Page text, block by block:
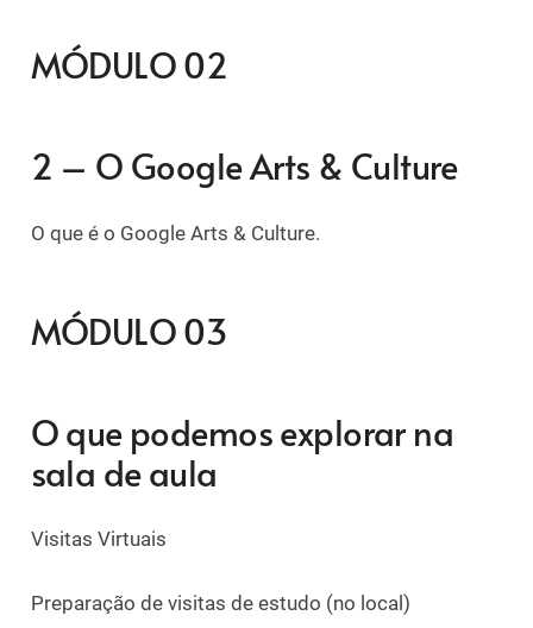
MÓDULO 02
2 – O Google Arts & Culture
O que é o Google Arts & Culture.
MÓDULO 03
O que podemos explorar na
sala de aula
Visitas Virtuais
Preparação de visitas de estudo (no local)